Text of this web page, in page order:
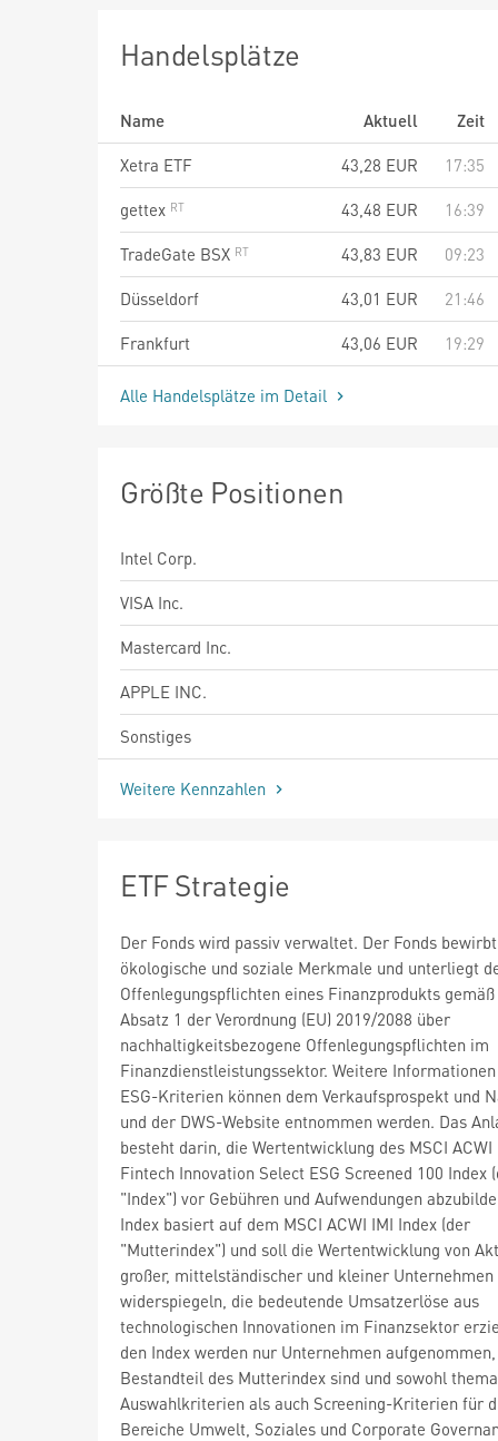
Handelsplätze
Name Aktuell
Zeit
Xetra ETF
43,28 EUR
17:35
gettex
43,48 EUR
16:39
TradeGate BSX
43,83 EUR
09:23
Düsseldorf
43,01 EUR
21:46
Frankfurt
43,06 EUR 19:29
Alle Handelsplätze im Detail
Größte Positionen
Intel Corp.
VISA Inc.
Mastercard Inc.
APPLE INC.
Sonstiges
Weitere Kennzahlen
ETF Strategie
Der Fonds wird passiv verwaltet. Der Fonds bewirbt
ökologische und soziale Merkmale und unterliegt
Offenlegungspflichten eines Finanzprodukts
Absatz 1 der Verordnung (EU) 2019/2088 über
nachhaltigkeitsbezogene Offenlegungspflichten im
Finanzdienstleistungssektor. Weitere
ESG-Kriterien können dem Verkaufsprospekt und
und der DWS-Website entnommen werden. Das
besteht darin, die Wertentwicklung des MSCI ACWI
Fintech Innovation Select ESG Screened 100 Index
"Index") vor Gebühren und Aufwendungen
Index basiert auf dem MSCI ACWI IMI Index (der
"Mutterindex") und soll die Wertentwicklung von
großer, mittelständischer und kleiner
widerspiegeln, die bedeutende Umsatzerlöse aus
technologischen Innovationen im Finanzsektor
den Index werden nur Unternehmen
Bestandteil des Mutterindex sind und sowohl
Auswahlkriterien als auch Screening-Kriterien für
Bereiche Umwelt, Soziales und Corporate